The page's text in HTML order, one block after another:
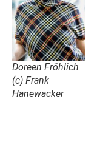
Doreen Fröhlich
(c) Frank
Hanewacker